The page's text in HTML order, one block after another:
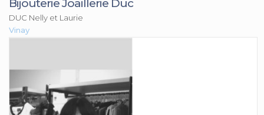
Bijouterie Joaillerie Duc
DUC Nelly et Laurie
Vinay